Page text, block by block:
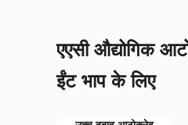
एएसी औद्योगिक
ईंट भाप के लिए